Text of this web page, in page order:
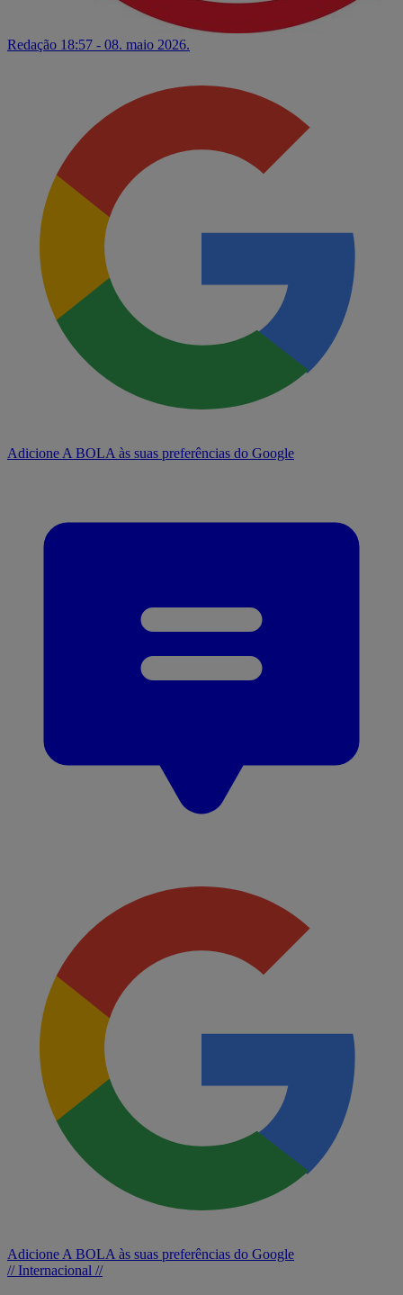
Redação 18:57 - 08. maio 2026.
Adicione A BOLA às suas preferências do Google
Adicione A BOLA às suas preferências do Google
// Internacional //